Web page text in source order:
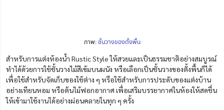
ภาพ:ชั้นวางของตั้งพื้น
สำหรับการแต่งห้องน้ำ Rustic Style ให้สวยและเป็นธรรมชาติอย่างสมบูรณ์
ทำได้ด้วยการใช้ชั้นวางไม้สีเข้มบนผนัง หรือเลือกเป็นชั้นวางของตั้งพื้นก็ได้
เพื่อใช้สำหรับจัดเก็บของใช้ต่าง ๆ หรือใช้สำหรับการประดับของแต่งบ้าน
อย่างเทียนหอม หรือต้นไม้ฟอกอากาศ เพื่อเสริมบรรยากาศในห้องให้สดชื่น
ให้เข้ามาใช้งานได้อย่างผ่อนคลายในทุก ๆ ครั้ง